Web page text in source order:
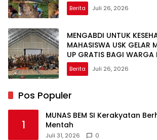
Berita Juli 26, 2026
MENGABDI UNTUK
MAHASISWA USK GELAR
Berita Juli 26, 2026
Pos Populer
1
MUNAS BEM SI Kerakyatan
Mentah
Juli 31, 2026 0